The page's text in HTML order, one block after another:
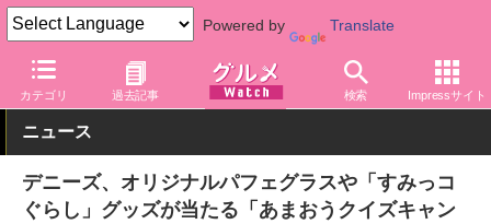
Powered by Translate
カテゴリ 過去記事 検索 Impressサイト
グルメ Watch 店舗 レストラン デニーズ
ニュース
デニーズ、オリジナルパフェグラスや「すみっコ
ぐらし」グッズが当たる「あまおうクイズキャン